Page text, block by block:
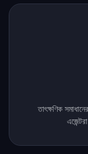
তাৎক্ষণিক